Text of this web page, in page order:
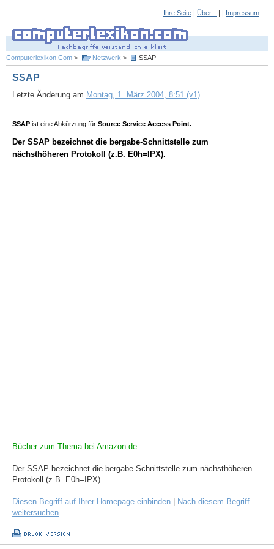
Ihre Seite | Über... | | Impressum
Computerlexikon.Com > Netzwerk > SSAP
SSAP
Letzte Änderung am Montag, 1. März 2004, 8:51 (v1)
SSAP ist eine Abkürzung für Source Service Access Point.
Der SSAP bezeichnet die bergabe-Schnittstelle zum
nächsthöheren Protokoll (z.B. E0h=IPX).
Bücher zum Themabei Amazon.de
Der SSAP bezeichnet die bergabe-Schnittstelle zum nächsthöheren
Protokoll (z.B. E0h=IPX).
Diesen Begriff auf Ihrer Homepage einbinden
Nach diesem Begriff
weitersuchen